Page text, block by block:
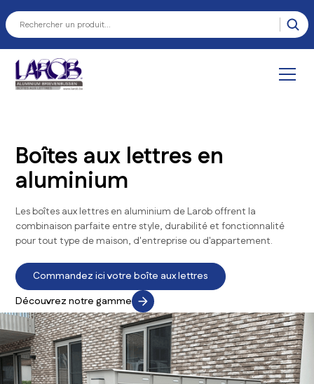
Boîtes aux lettres en
aluminium
Les boîtes aux lettres en aluminium de Larob offrent la
combinaison parfaite entre style, durabilité et fonctionnalité
pour tout type de maison, d'entreprise ou d'appartement.
Commandez ici votre boîte aux lettres
Découvrez notre gamme